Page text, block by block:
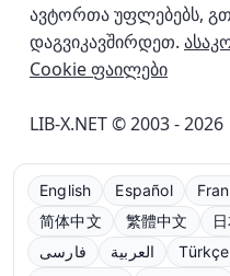
ავტორთა უფლებებს,
დაგვიკავშირდეთ.
Cookie ფაილები
LIB-X.NET © 2003 - 2026
English Español
简体中文
繁體中文
فارسی
العربية Türkçe